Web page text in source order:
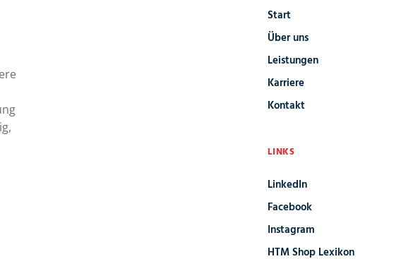
Start
Über uns
Leistungen
Karriere
Kontakt
LINKS
LinkedIn
Facebook
Instagram
HTM Shop Lexikon